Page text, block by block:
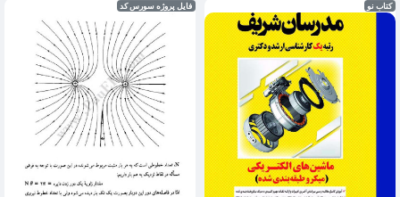
کتاب نو فایل پروژه سورس کد